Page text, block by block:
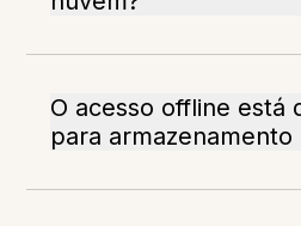
O acesso offline está
para armazenamento